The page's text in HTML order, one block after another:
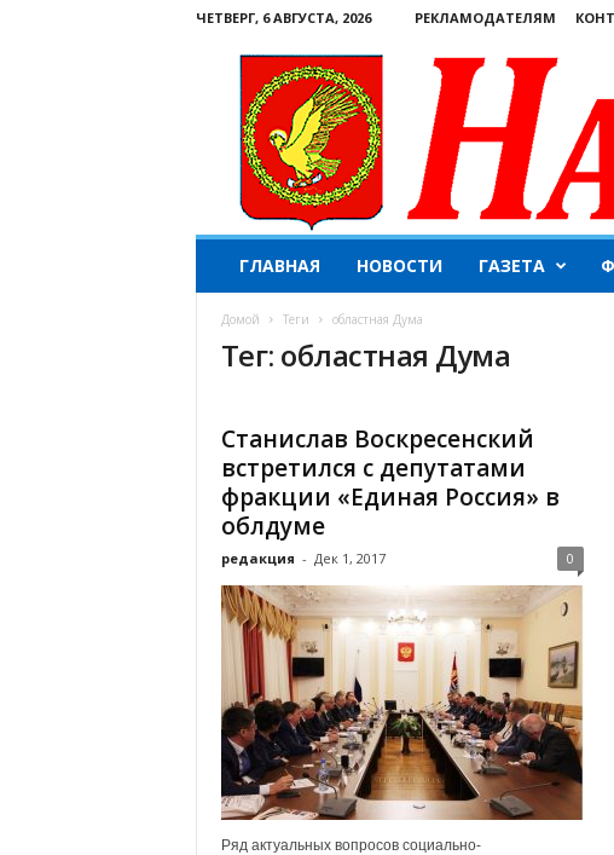
ЧЕТВЕРГ, 6 АВГУСТА, 2026 РЕКЛАМОДАТЕЛЯМ
ш
ГЛАВНАЯ НОВОСТИ ГАЗЕТА
Домой Теги областная Дума
Тег: областная Дума
Станислав Воскресенский
встретился с депутатами
фракции «Единая Россия» в
облдуме
редакция - Дек 1, 2017 0
Ряд актуальных вопросов социально-